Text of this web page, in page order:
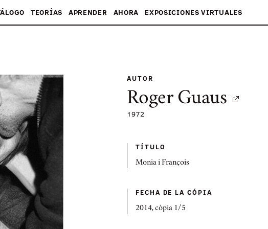
TEORÍAS APRENDER AHORA EXPOSICIONES VIRTUALES
AUTOR
Roger Guaus
1972
TÍTULO
Monia i François
FECHA DE LA CÓPIA
2014, còpia 1/5